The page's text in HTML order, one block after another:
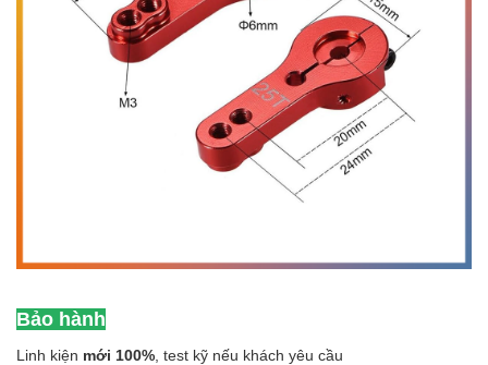
Bảo hành
Linh kiện mới 100% , test kỹ nếu khách yêu cầu